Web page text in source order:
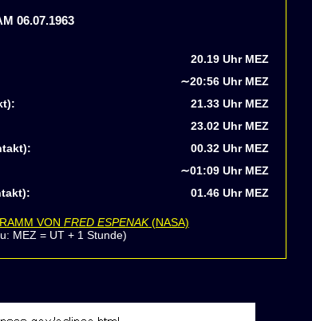
06.07.1963
20.19 Uhr MEZ
∼20:56 Uhr MEZ
21.33 Uhr MEZ
23.02 Uhr MEZ
00.32 Uhr MEZ
∼01:09 Uhr MEZ
01.46 Uhr MEZ
VON FRED ESPENAK(NASA)
MEZ = UT + 1 Stunde)